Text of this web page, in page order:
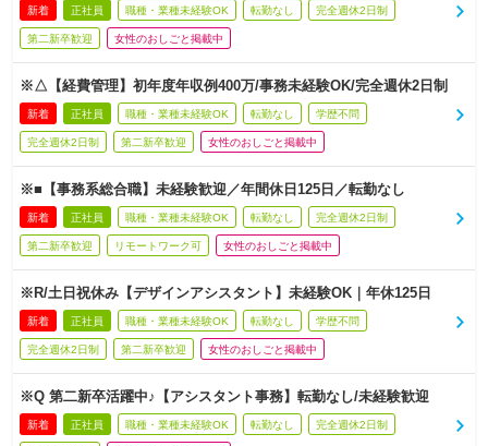
新着 正社員 職種・業種未経験OK 転勤なし 完全週休2日制
第二新卒歓迎 女性のおしごと掲載中
※△【経費管理】初年度年収例400万/事務未経験OK/完全週休2日制
新着 正社員 職種・業種未経験OK 転勤なし 学歴不問
完全週休2日制 第二新卒歓迎 女性のおしごと掲載中
※■【事務系総合職】未経験歓迎／年間休日125日／転勤なし
新着 正社員 職種・業種未経験OK 転勤なし 完全週休2日制
第二新卒歓迎 リモートワーク可 女性のおしごと掲載中
※R/土日祝休み【デザインアシスタント】未経験OK｜年休125日
新着 正社員 職種・業種未経験OK 転勤なし 学歴不問
完全週休2日制 第二新卒歓迎 女性のおしごと掲載中
※Q 第二新卒活躍中♪【アシスタント事務】転勤なし/未経験歓迎
新着 正社員 職種・業種未経験OK 転勤なし 完全週休2日制